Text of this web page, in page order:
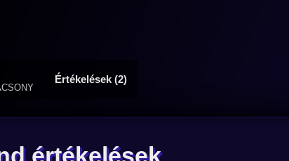
Értékelések (2)
értékelések